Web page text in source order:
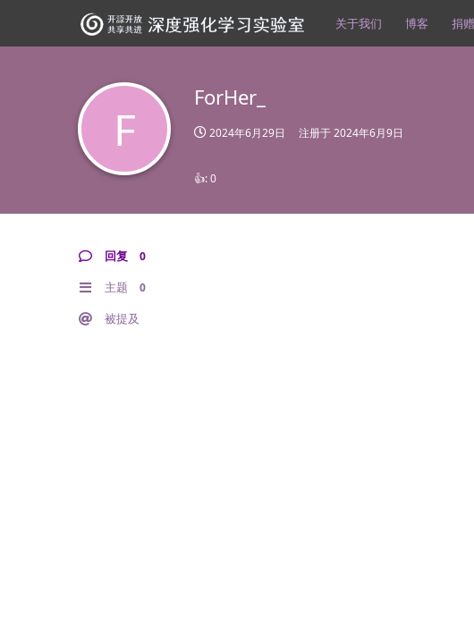
关于我们 博客 捐赠
F
ForHer_
2024年6月29日 注册于2024年6月9日
👍:0
回复 0
主题 0
被提及